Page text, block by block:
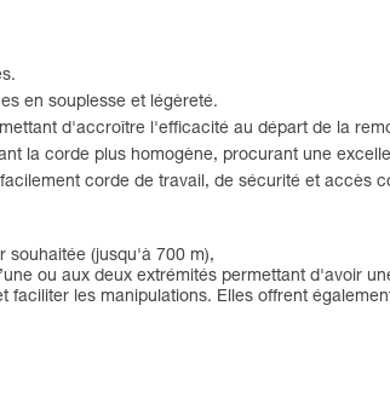
en souplesse et légèreté.
d'accroître l'efficacité au départ de la
la corde plus homogène, procurant une
corde de travail, de sécurité et accès
souhaitée (jusqu'à 700 m),
ou aux deux extrémités permettant d'avoir
faciliter les manipulations. Elles offrent